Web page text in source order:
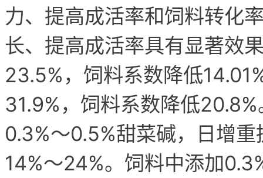
力、提高成活率和饲料转化
长、提高成活率具有显著效
23.5%，饲料系数降低
31.9%，饲料系数降低
0.3%～0.5%甜菜碱，日增
14%～24%。饲料中添加